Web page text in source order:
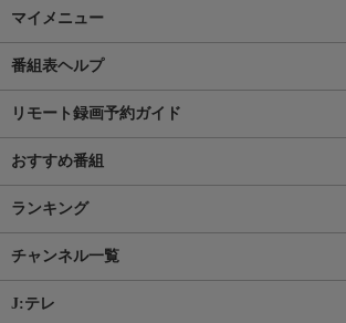
マイメニュー
番組表ヘルプ
リモート録画予約ガイド
おすすめ番組
ランキング
チャンネル一覧
J:テレ